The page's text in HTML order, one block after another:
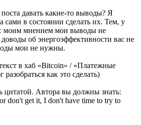
давать какие-то выводы? Я
сами в состоянии сделать их. Тем, у
моим мнением мои выводы не
об энергоэффективности вас не
мои не нужны.
в хаб «Bitcoin» / «Платежные
как это сделать)
цитатой. Автора вы должны знать:
don't get it, I don't have time to try to